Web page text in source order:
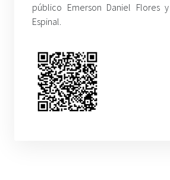
público Emerson Daniel Flores
Espinal.